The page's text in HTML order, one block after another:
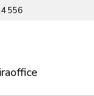
556